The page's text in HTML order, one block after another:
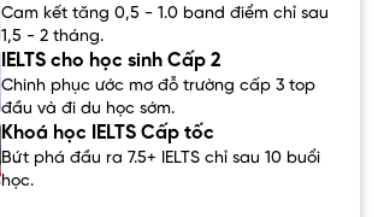
Cam kết tăng 0,5 - 1.0 band điểm chỉ sau
1,5 - 2 tháng.
IELTS cho học sinh Cấp 2
Chinh phục ước mơ đỗ trường cấp 3 top
đầu và đi du học sớm.
Khoá học IELTS Cấp tốc
Bứt phá đầu ra 7.5+ IELTS chỉ sau 10 buổi
học.